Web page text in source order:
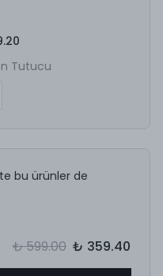
Tutucu
bu ürünler de
₺ 599.00 ₺ 359.40